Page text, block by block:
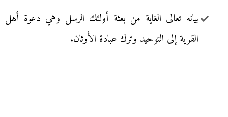
بيانه تعالى الغاية من بعثة أولئك الرسل وهي دعوة أهل
القرية إلى التوحيد وترك عبادة الأوثان.